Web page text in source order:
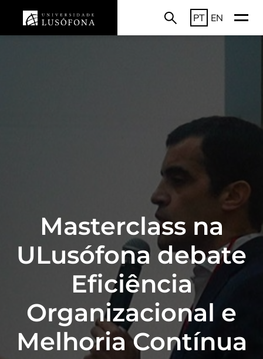
PT EN
Masterclass na
ULusófona debate
Eficiência
Organizacional e
Melhoria Contínua